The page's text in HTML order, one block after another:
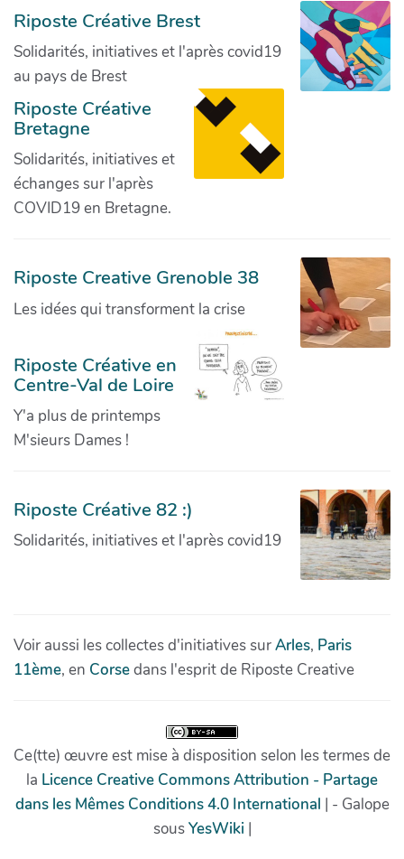
Riposte Créative Brest
Solidarités, initiatives et l'après covid19
au pays de Brest
Riposte Créative
Bretagne
Solidarités, initiatives et
échanges sur l'après
COVID19 en Bretagne.
Riposte Creative Grenoble 38
Les idées qui transforment la crise
Riposte Créative en
Centre-Val de Loire
Y'a plus de printemps
M'sieurs Dames !
Riposte Créative 82 :)
Solidarités, initiatives et l'après covid19
Voir aussi les collectes d'initiatives surArles, Paris
11ème, en Corsedans l'esprit de Riposte Creative
Ce(tte) œuvre est mise à disposition selon les termes de
la Licence Creative Commons Attribution - Partage
dans les Mêmes Conditions 4.0 International | - Galope
sousYesWiki |